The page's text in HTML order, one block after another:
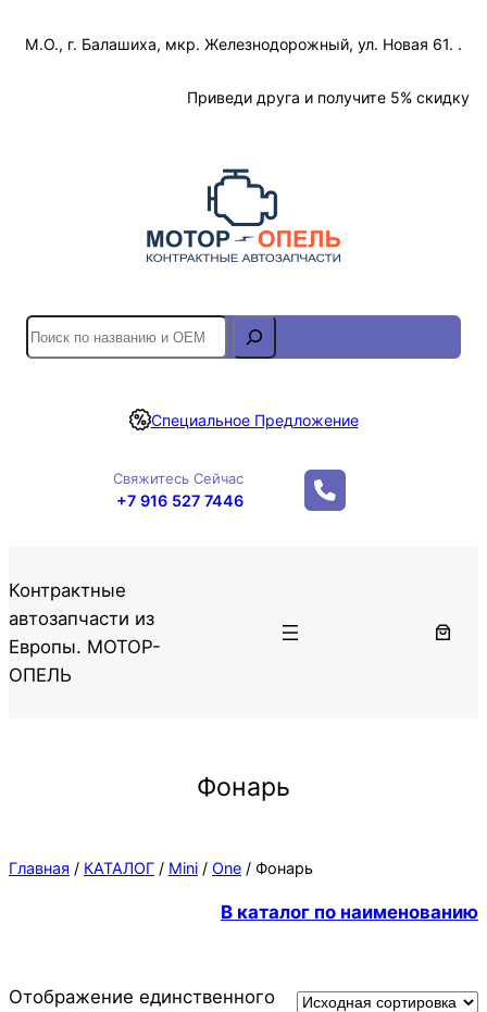
М.О., г. Балашиха, мкр. Железнодорожный, ул. Новая 61. .
Приведи друга и получите 5% скидку
S
e
r
Специальное Предложение
Свяжитесь Сейчас
+7 916 527 7446
Контрактные
автозапчасти из
Европы. МОТОР-
ОПЕЛЬ
Фонарь
Главная / КАТАЛОГ / Mini / One / Фонарь
В каталог по наименованию
Отображение единственного